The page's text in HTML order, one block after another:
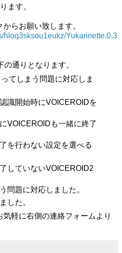
ます。
らお願い致します。
hloq3sksou1eukz/Yukarinette.0.3
通りとなります。
てしまう問題に対応しま
識開始時にVOICEROIDを
VOICEROIDも一緒に終了
を行わない設定を選べる
していないVOICEROID2
問題に対応しました。
した。
軽に右側の連絡フォームより